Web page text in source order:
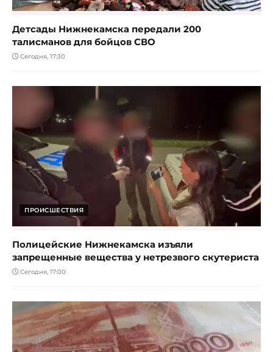
Детсады Нижнекамска передали 200
талисманов для бойцов СВО
Сегодня, 17:30
ПРОИСШЕСТВИЯ
Полицейские Нижнекамска изъяли
запрещенные вещества у нетрезвого скутериста
Сегодня, 17:00